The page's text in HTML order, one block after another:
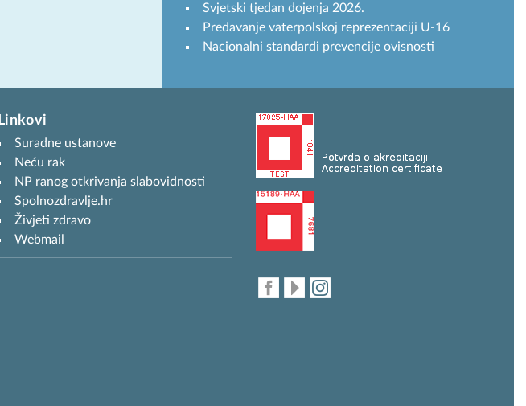
Svjetski tjedan dojenja 2026.
Predavanje vaterpolskoj reprezentaciji U-16
Nacionalni standardi prevencije ovisnosti
Linkovi
Suradne ustanove
Neću rak
NP ranog otkrivanja slabovidnosti
Spolnozdravlje.hr
Živjeti zdravo
Webmail